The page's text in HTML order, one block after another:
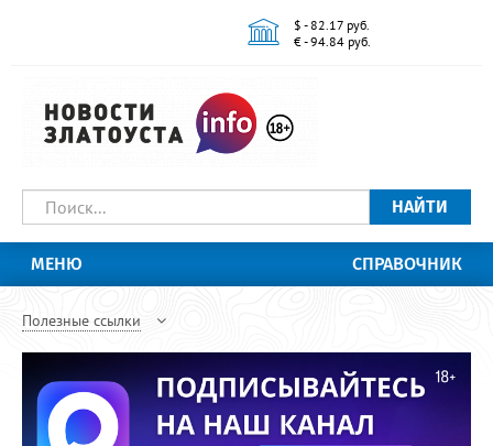
$ - 82.17 руб.
€ - 94.84 руб.
НАЙТИ
МЕНЮ СПРАВОЧНИК
Полезные ссылки